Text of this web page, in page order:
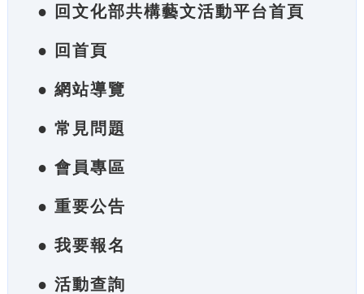
● 回文化部共構藝文活動平台首頁
● 回首頁
● 網站導覽
● 常見問題
● 會員專區
● 重要公告
● 我要報名
● 活動查詢